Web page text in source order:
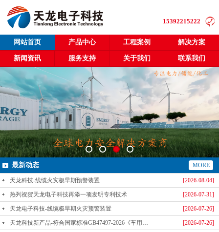
15392215222
网站首页 产品中心 工程案例 解决方案
新闻资讯 服务支持 关于我们 联系我们
最新动态 MORE
[2026-08-04]
天龙科技-线缆火灾极早期预警装置
[2026-07-31]
热列祝贺天龙电子科技再添一项发明专利技术
[2026-07-26]
天龙电子科技-线缆极早期火灾预警装置
[2026-07-26]
天龙科技新产品-符合国家标准GB47497-2026《车用火灾探测报警器》标准发布